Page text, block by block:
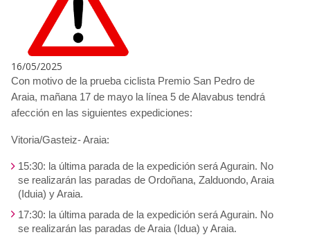
16/05/2025
Con motivo de la prueba ciclista Premio San Pedro de
Araia, mañana 17 de mayo la línea 5 de Alavabus tendrá
afección en las siguientes expediciones:
Vitoria/Gasteiz- Araia:
15:30: la última parada de la expedición será Agurain. No
se realizarán las paradas de Ordoñana, Zalduondo, Araia
(Iduia) y Araia.
17:30: la última parada de la expedición será Agurain. No
se realizarán las paradas de Araia (Idua) y Araia.